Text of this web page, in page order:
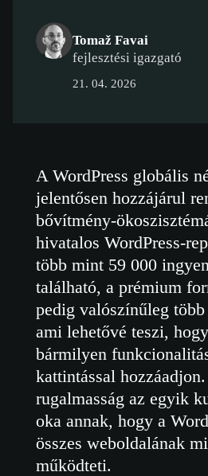
Tomaž Favai
fejlesztési igazgató
21. 04. 2026
A WordPress globális
jelentősen hozzájárul
bővítmény-
hivatalos WordPress-
több mint 59 000
található, a prémium
pedig valószínűleg
ami lehetővé teszi,
bármilyen
kattintással
rugalmasság az egyik
oka annak, hogy a
összes weboldalának
működteti.